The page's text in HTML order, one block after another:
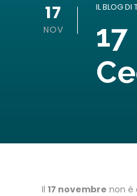
17
NOV
IL BLOG DI
Il 17 novembre non è